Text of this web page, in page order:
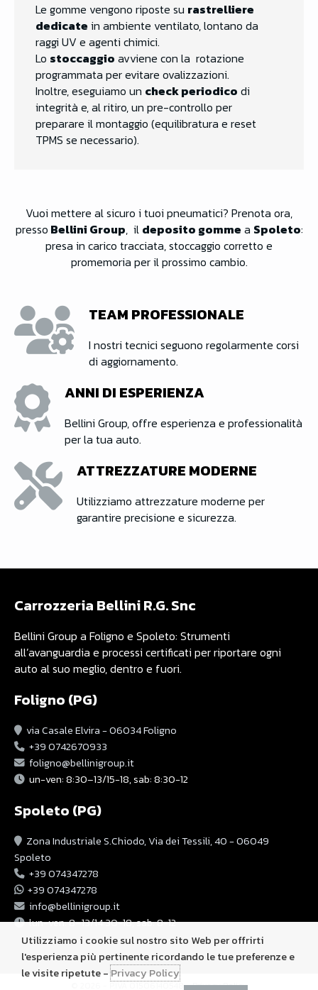
Le gomme vengono riposte su rastrelliere
dedicate in ambiente ventilato, lontano da
raggi UV e agenti chimici.
Lo stoccaggio avviene con la rotazione
programmata per evitare ovalizzazioni.
Inoltre, eseguiamo un check periodico di
integrità e, al ritiro, un pre-controllo per
preparare il montaggio (equilibratura e reset
TPMS se necessario).
Vuoi mettere al sicuro i tuoi pneumatici? Prenota ora,
presso Bellini Group, il deposito gomme a Spoleto:
presa in carico tracciata, stoccaggio corretto e
promemoria per il prossimo cambio.
TEAM PROFESSIONALE
I nostri tecnici seguono regolarmente corsi
di aggiornamento.
ANNI DI ESPERIENZA
Bellini Group, offre esperienza e professionalità
per la tua auto.
ATTREZZATURE MODERNE
Utilizziamo attrezzature moderne per
garantire precisione e sicurezza.
Carrozzeria Bellini R.G. Snc
Bellini Group a Foligno e Spoleto: Strumenti
all’avanguardia e processi certificati per riportare ogni
auto al suo meglio, dentro e fuori.
Foligno (PG)
via Casale Elvira - 06034 Foligno
+39 0742670933
foligno@bellinigroup.it
un-ven: 8:30–13/15-18, sab: 8:30-12
Spoleto (PG)
Zona Industriale S.Chiodo, Via dei Tessili, 40 - 06049
Spoleto
+39 074347278
+39 074347278
info@bellinigroup.it
lun-ven: 8–13/14:30-18, sab: 8-12
© 2026 - P.IVA 01506140548 -Privacy Policy
Utilizziamo i cookie sul nostro sito Web per offrirti
l'esperienza più pertinente ricordando le tue preferenze e
le visite ripetute -Privacy Policy